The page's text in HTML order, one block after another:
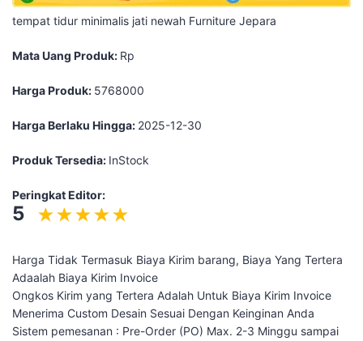
tempat tidur minimalis jati newah Furniture Jepara
Mata Uang Produk: Rp
Harga Produk: 5768000
Harga Berlaku Hingga: 2025-12-30
Produk Tersedia: InStock
Peringkat Editor:
5
Harga Tidak Termasuk Biaya Kirim barang, Biaya Yang Tertera
Adaalah Biaya Kirim Invoice
Ongkos Kirim yang Tertera Adalah Untuk Biaya Kirim Invoice
Menerima Custom Desain Sesuai Dengan Keinginan Anda
Sistem pemesanan : Pre-Order (PO) Max. 2-3 Minggu sampai